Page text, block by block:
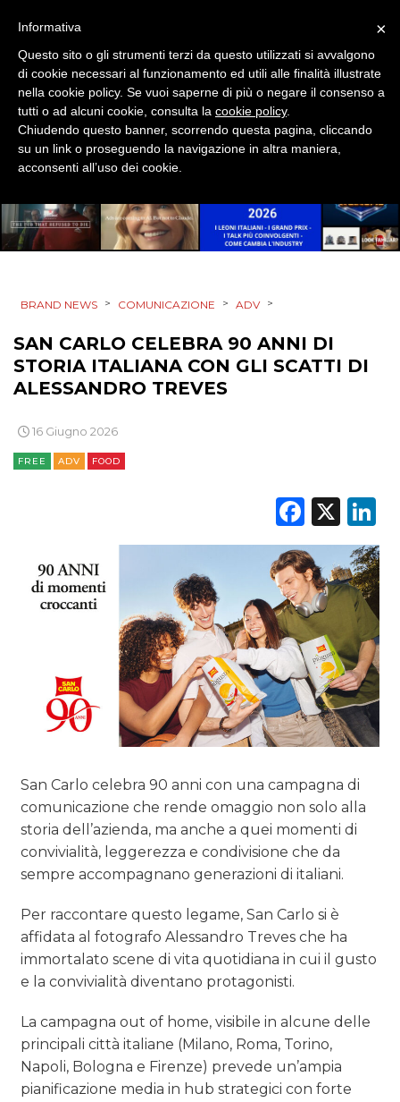
DATI
RICERCHE
NORMATIVE
OPINIONI
BRAND NEWS > COMUNICAZIONE > ADV >
SAN CARLO CELEBRA 90 ANNI DI
STORIA ITALIANA CON GLI SCATTI DI
ALESSANDRO TREVES
16 Giugno 2026
FREE ADV FOOD
X
San Carlo celebra 90 anni con una campagna di
comunicazione che rende omaggio non solo alla
storia dell’azienda, ma anche a quei momenti di
convivialità, leggerezza e condivisione che da
sempre accompagnano generazioni di italiani.
Per raccontare questo legame, San Carlo si è
affidata al fotografo Alessandro Treves che ha
immortalato scene di vita quotidiana in cui il gusto
e la convivialità diventano protagonisti.
La campagna out of home, visibile in alcune delle
principali città italiane (Milano, Roma, Torino,
Napoli, Bologna e Firenze) prevede un’ampia
pianificazione media in hub strategici con forte
×
Informativa
Questo sito o gli strumenti terzi da questo utilizzati si avvalgono
di cookie necessari al funzionamento ed utili alle finalità illustrate
nella cookie policy. Se vuoi saperne di più o negare il consenso a
tutti o ad alcuni cookie, consulta la cookie policy.
Chiudendo questo banner, scorrendo questa pagina, cliccando
su un link o proseguendo la navigazione in altra maniera,
acconsenti all’uso dei cookie.